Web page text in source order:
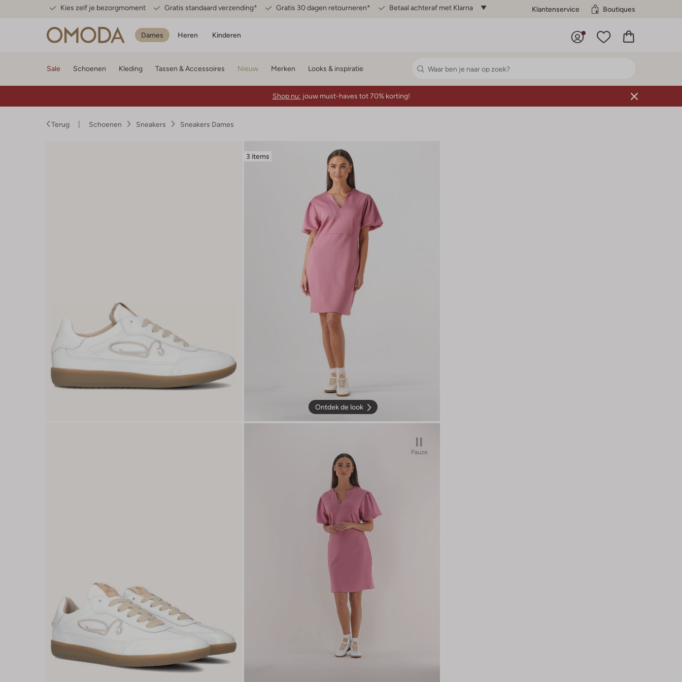
Kies zelf je bezorgmoment Gratis standaard verzending* Gratis 30 dagen retourneren* Betaal achteraf met Klarna Klantenservice Boutiques
Dames Heren Kinderen
Sale Schoenen Kleding Tassen & Accessoires Nieuw Merken Looks & inspiratie
Shop nu: jouw must-haves tot 70% korting!
Terug Schoenen Sneakers Sneakers Dames
3 items
Ontdek de look
Pauze